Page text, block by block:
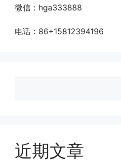
微信：hga333888
电话：86+15812394196
近期文章